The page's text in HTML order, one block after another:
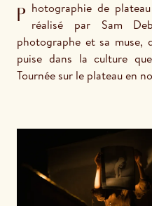
Photographie de plateau pour Alive, le clip de Bluai, réalisé par Sam
photographe et sa muse,
puise dans la culture
Tournée sur le plateau en